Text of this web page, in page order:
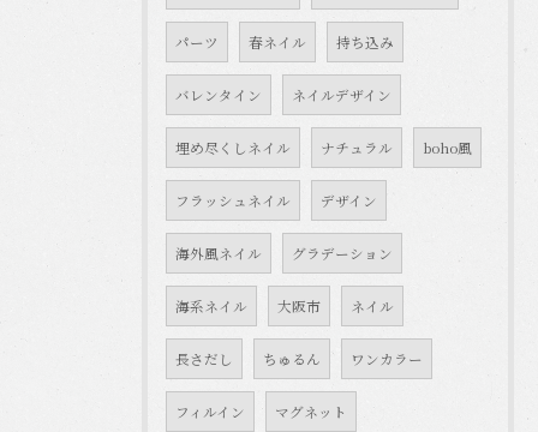
パーツ 春ネイル 持ち込み
バレンタイン ネイルデザイン
埋め尽くしネイル ナチュラル boho風
フラッシュネイル デザイン
海外風ネイル グラデーション
海系ネイル 大阪市 ネイル
長さだし ちゅるん ワンカラー
フィルイン マグネット